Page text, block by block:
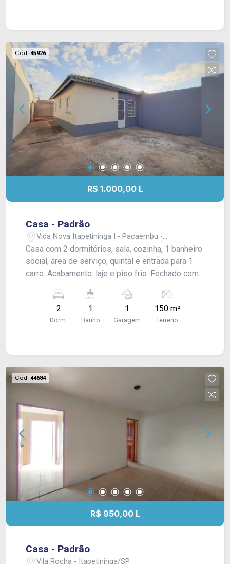
Cód. 45926
R$ 1.000,00 L
Casa - Padrão
Vida Nova Itapetininga I - Pacaembu -
Itapetininga/SP
Casa com 2 dormitórios, sala, cozinha, 1 banheiro
social, área de serviço, quintal e entrada para 1
carro. Acabamento: laje e piso frio. Fechado com
2
Dorm.
1
Banho
1
Garagem
150 m²
Terreno
Cód. 44684
R$ 950,00 L
Casa - Padrão
Vila Rocha - Itapetininga/SP